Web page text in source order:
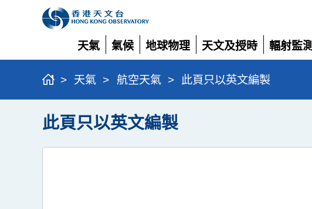
天氣
展
開
氣候
展
開
地球物理
展
開
天文及授時
展
開
輻射監測
展
開
> 天氣 > 航空天氣 > 此頁只以英文編製
此頁只以英文編製